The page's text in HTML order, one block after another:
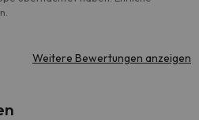
Weitere Bewertungen anzeigen